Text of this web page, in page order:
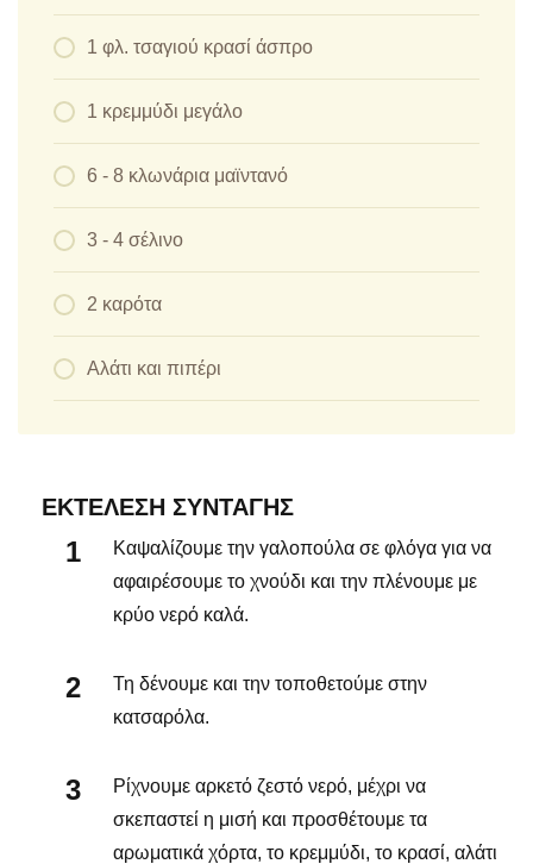
1 φλ. τσαγιού κρασί άσπρο
1 κρεμμύδι μεγάλο
6 - 8 κλωνάρια μαϊντανό
3 - 4 σέλινο
2 καρότα
Αλάτι και πιπέρι
ΕΚΤΈΛΕΣΗ ΣΥΝΤΑΓΉΣ
Καψαλίζουμε την γαλοπούλα σε φλόγα για να
αφαιρέσουμε το χνούδι και την πλένουμε με
κρύο νερό καλά.
Τη δένουμε και την τοποθετούμε στην
κατσαρόλα.
Ρίχνουμε αρκετό ζεστό νερό, μέχρι να
σκεπαστεί η μισή και προσθέτουμε τα
αρωματικά χόρτα, το κρεμμύδι, το κρασί, αλάτι